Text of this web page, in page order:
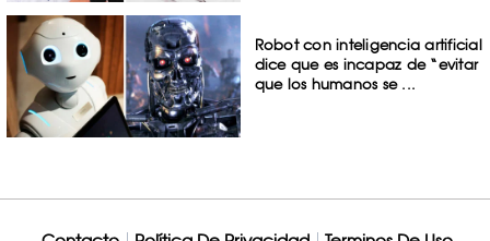
Robot con inteligencia artificial
dice que es incapaz de “evitar
que los humanos se ...